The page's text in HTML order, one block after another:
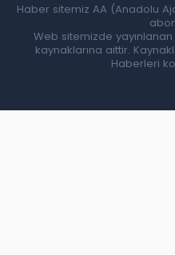
Haber sitemiz AA (Anadolu
Web sitemizde
kaynaklarına aittir.
Haberleri